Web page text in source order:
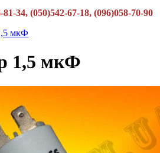
34, (050)542-67-18, (096)058-70-90
мкФ
1,5 мкФ